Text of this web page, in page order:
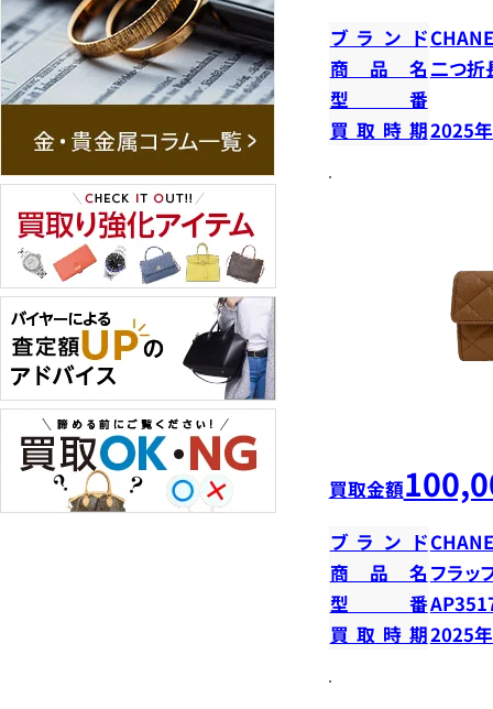
ブランド
商品名二つ折
型番
買取時期2025
買取金額
ブランド
商品名 フラッ
型番
買取時期2025